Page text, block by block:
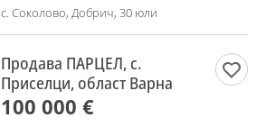
с. Соколово, Добрич, 30 юли
Продава ПАРЦЕЛ, с.
Приселци, област Варна
100 000 €